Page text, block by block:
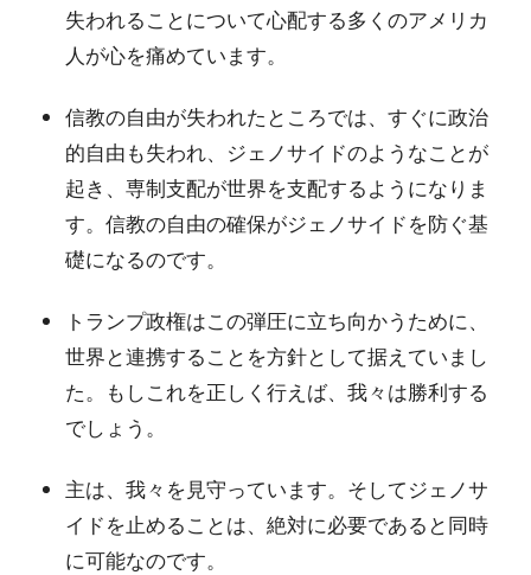
失われることについて心配する多くのアメリカ
人が心を痛めています。
信教の自由が失われたところでは、すぐに政治
的自由も失われ、ジェノサイドのようなことが
起き、専制支配が世界を支配するようになりま
す。信教の自由の確保がジェノサイドを防ぐ基
礎になるのです。
トランプ政権はこの弾圧に立ち向かうために、
世界と連携することを方針として据えていまし
た。もしこれを正しく行えば、我々は勝利する
でしょう。
主は、我々を見守っています。そしてジェノサ
イドを止めることは、絶対に必要であると同時
に可能なのです。